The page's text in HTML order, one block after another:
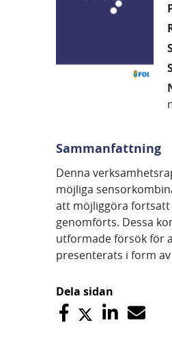
Sammanfattning
Denna
möjliga
att möjliggöra fortsatt
genomförts. Dessa
utformade försök för
presenterats i form
Dela sidan